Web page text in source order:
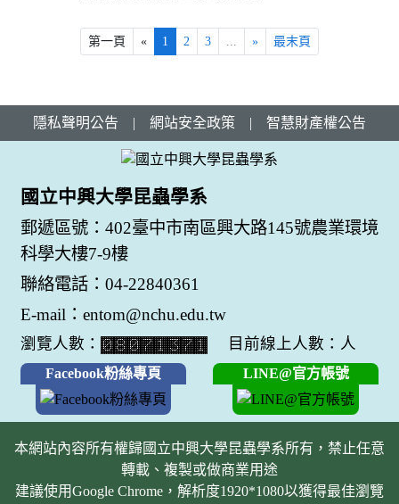
第一頁 « 1 2 3 » 最末頁
隱私聲明公告 | 網站安全政策 | 智慧財產權公告
國立中興大學昆蟲學系
郵遞區號：402臺中市南區興大路145號農業環境
科學大樓7-9樓
聯絡電話：04-22840361
E-mail：entom@nchu.edu.tw
瀏覽人數： 目前線上人數：人
Facebook粉絲專頁 LINE@官方帳號
本網站內容所有權歸國立中興大學昆蟲學系所有，禁止任意
轉載、複製或做商業用途
建議使用Google Chrome，解析度1920*1080以獲得最佳瀏覽